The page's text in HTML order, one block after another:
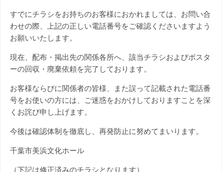
すでにチラシをお持ちのお客様におかれましては、お問い合
わせの際、上記の正しい電話番号をご確認くださいますよう
お願いいたします。
現在、配布・掲出先の関係各所へ、該当チラシおよびポスタ
ーの回収・廃棄依頼を完了しております。
お客様ならびに関係者の皆様、また誤って記載された電話番
号をお使いの方には、ご迷惑をおかけしておりますことを深
くお詫び申し上げます。
今後は確認体制を徹底し、再発防止に努めてまいります。
千葉市美浜文化ホール
（下記は修正済みのチラシとなります）